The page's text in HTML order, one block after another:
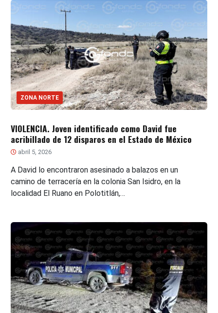
ZONA NORTE
VIOLENCIA. Joven identificado como David fue
acribillado de 12 disparos en el Estado de México
abril 5, 2026
A David lo encontraron asesinado a balazos en un
camino de terracería en la colonia San Isidro, en la
localidad El Ruano en Polotitlán,…